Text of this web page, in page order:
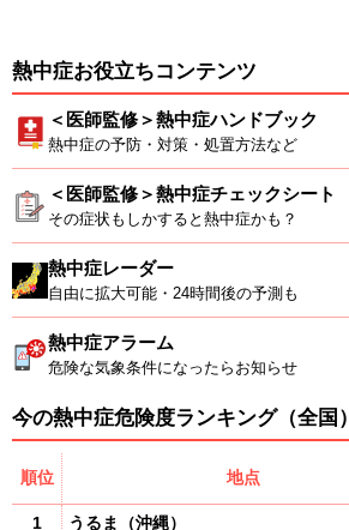
熱中症お役立ちコンテンツ
＜医師監修＞熱中症ハンドブック
熱中症の予防・対策・処置方法など
＜医師監修＞熱中症チェックシート
その症状もしかすると熱中症かも？
熱中症レーダー
自由に拡大可能・24時間後の予測も
熱中症アラーム
危険な気象条件になったらお知らせ
今の熱中症危険度ランキング（全国）
順位 地点
1 うるま （沖縄）